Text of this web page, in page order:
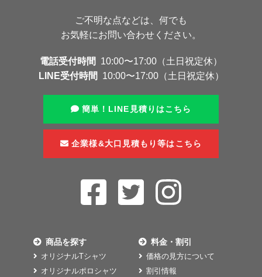
ご不明な点などは、何でも
お気軽にお問い合わせください。
電話受付時間
10:00〜17:00（土日祝定休）
LINE受付時間
10:00〜17:00（土日祝定休）
簡単！LINE見積りはこちら
企業様&大口見積もり等はこちら
商品を探す
オリジナルTシャツ
オリジナルポロシャツ
料金・割引
価格の見方について
割引情報